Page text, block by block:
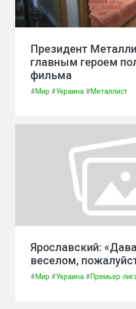
Президент
главным героем
фильма
#Мир #Украина #Металлист
Ярославский:
веселом,
#Мир #Украина #Премьер-